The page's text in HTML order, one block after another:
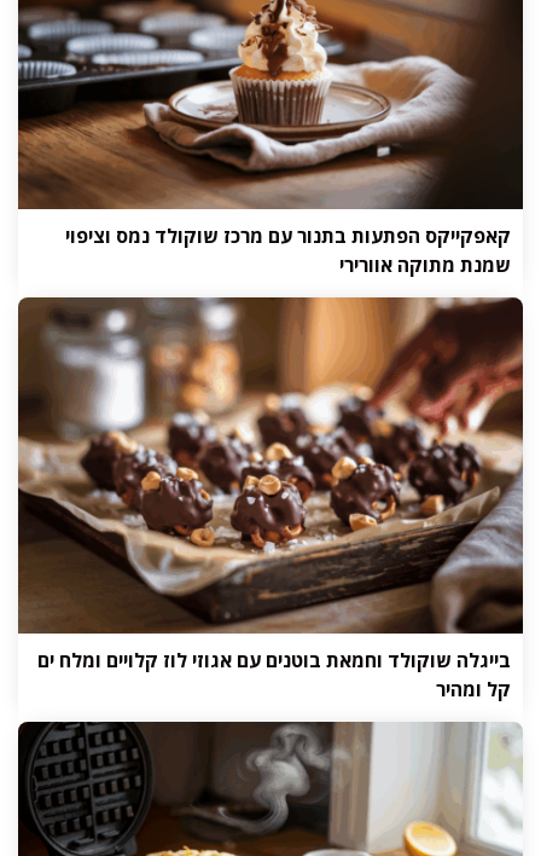
קאפקייקס הפתעות בתנור עם מרכז שוקולד נמס וציפוי
שמנת מתוקה אוורירי
בייגלה שוקולד וחמאת בוטנים עם אגוזי לוז קלויים ומלח ים
קל ומהיר